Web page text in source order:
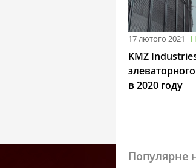
17 лютого 2021
KMZ
в 2020 году
Популярне